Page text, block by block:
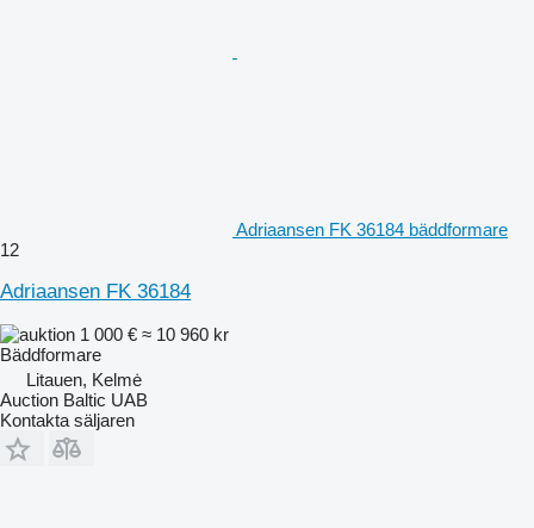
Adriaansen FK 36184 bäddformare
12
Adriaansen FK 36184
1 000 € ≈ 10 960 kr
Bäddformare
Litauen, Kelmė
Auction Baltic UAB
Kontakta säljaren